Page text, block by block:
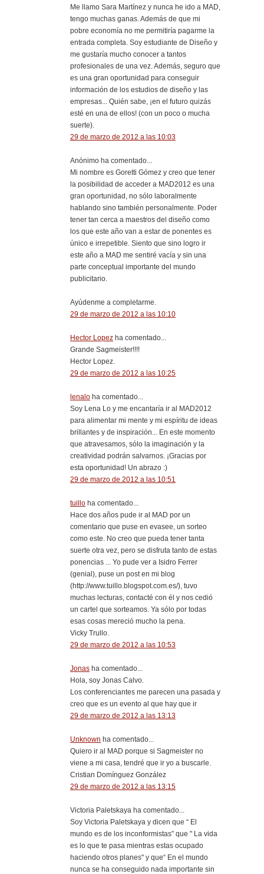
Me llamo Sara Martínez y nunca he ido a MAD,
tengo muchas ganas. Además de que mi
pobre economía no me permitiría pagarme la
entrada completa. Soy estudiante de Diseño y
me gustaría mucho conocer a tantos
profesionales de una vez. Además, seguro que
es una gran oportunidad para conseguir
información de los estudios de diseño y las
empresas... Quién sabe, ¡en el futuro quizás
esté en una de ellos! (con un poco o mucha
suerte).
29 de marzo de 2012 a las 10:03
Anónimo ha comentado...
Mi nombre es Goretti Gómez y creo que tener
la posibilidad de acceder a MAD2012 es una
gran oportunidad, no sólo laboralmente
hablando sino también personalmente. Poder
tener tan cerca a maestros del diseño como
los que este año van a estar de ponentes es
único e irrepetible. Siento que sino logro ir
este año a MAD me sentiré vacía y sin una
parte conceptual importante del mundo
publicitario.
Ayúdenme a completarme.
29 de marzo de 2012 a las 10:10
Hector Lopez ha comentado...
Grande Sagmeister!!!!
Hector Lopez.
29 de marzo de 2012 a las 10:25
lenalo ha comentado...
Soy Lena Lo y me encantaría ir al MAD2012
para alimentar mi mente y mi espíritu de ideas
brillantes y de inspiración... En este momento
que atravesamos, sólo la imaginación y la
creatividad podrán salvarnos. ¡Gracias por
esta oportunidad! Un abrazo :)
29 de marzo de 2012 a las 10:51
tuillo ha comentado...
Hace dos años pude ir al MAD por un
comentario que puse en evasee, un sorteo
como este. No creo que pueda tener tanta
suerte otra vez, pero se disfruta tanto de estas
ponencias ... Yo pude ver a Isidro Ferrer
(genial), puse un post en mi blog
(http://www.tuillo.blogspot.com.es/), tuvo
muchas lecturas, contacté con él y nos cedió
un cartel que sorteamos. Ya sólo por todas
esas cosas mereció mucho la pena.
Vicky Trullo.
29 de marzo de 2012 a las 10:53
Jonas ha comentado...
Hola, soy Jonas Calvo.
Los conferenciantes me parecen una pasada y
creo que es un evento al que hay que ir
29 de marzo de 2012 a las 13:13
Unknown ha comentado...
Quiero ir al MAD porque si Sagmeister no
viene a mi casa, tendré que ir yo a buscarle.
Cristian Domínguez González
29 de marzo de 2012 a las 13:15
Victoria Paletskaya ha comentado...
Soy Victoria Paletskaya y dicen que “ El
mundo es de los inconformistas” que " La vida
es lo que te pasa mientras estas ocupado
haciendo otros planes" y que“ En el mundo
nunca se ha conseguido nada importante sin